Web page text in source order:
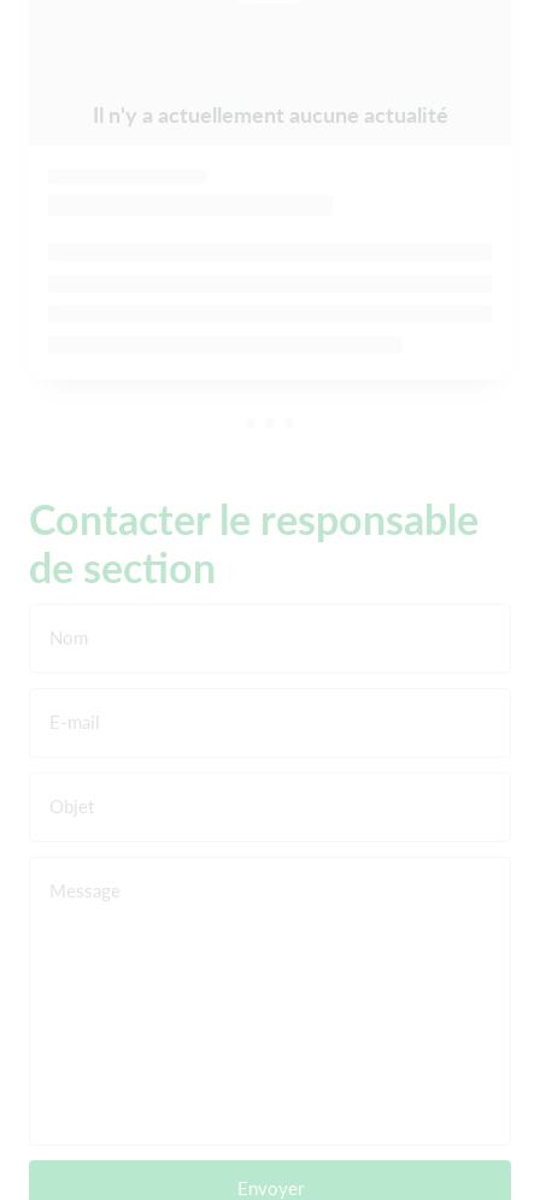
Il n'y a actuellement aucune actualité
Contacter le responsable
de section
Nom
E-mail
Objet
Message
Envoyer